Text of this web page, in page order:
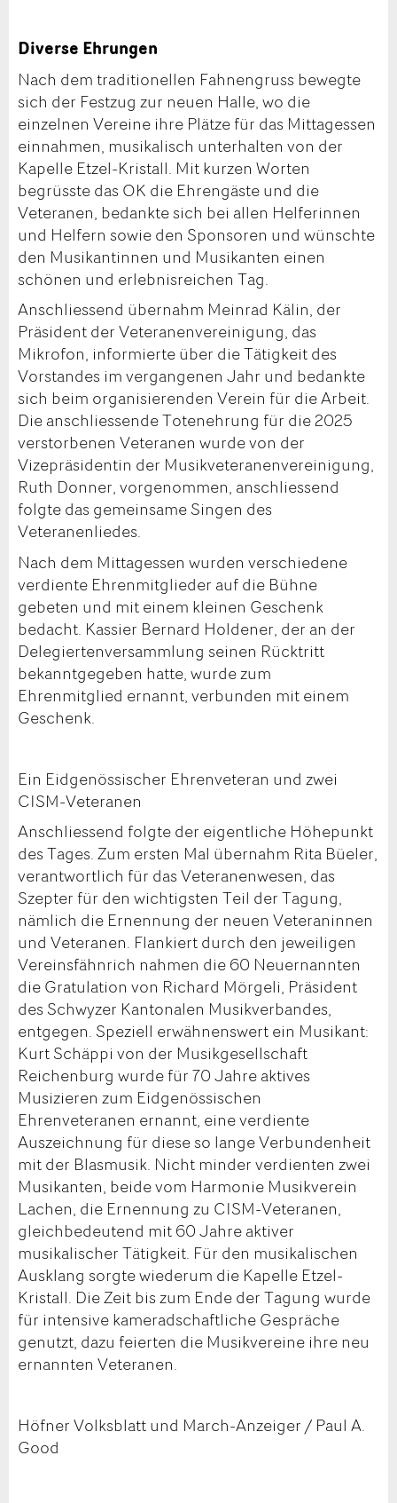
Diverse Ehrungen
Nach dem traditionellen Fahnengruss bewegte
sich der Festzug zur neuen Halle, wo die
einzelnen Vereine ihre Plätze für das Mittagessen
einnahmen, musikalisch unterhalten von der
Kapelle Etzel-Kristall. Mit kurzen Worten
begrüsste das OK die Ehrengäste und die
Veteranen, bedankte sich bei allen Helferinnen
und Helfern sowie den Sponsoren und wünschte
den Musikantinnen und Musikanten einen
schönen und erlebnisreichen Tag.
Anschliessend übernahm Meinrad Kälin, der
Präsident der Veteranenvereinigung, das
Mikrofon, informierte über die Tätigkeit des
Vorstandes im vergangenen Jahr und bedankte
sich beim organisierenden Verein für die Arbeit.
Die anschliessende Totenehrung für die 2025
verstorbenen Veteranen wurde von der
Vizepräsidentin der Musikveteranenvereinigung,
Ruth Donner, vorgenommen, anschliessend
folgte das gemeinsame Singen des
Veteranenliedes.
Nach dem Mittagessen wurden verschiedene
verdiente Ehrenmitglieder auf die Bühne
gebeten und mit einem kleinen Geschenk
bedacht. Kassier Bernard Holdener, der an der
Delegiertenversammlung seinen Rücktritt
bekanntgegeben hatte, wurde zum
Ehrenmitglied ernannt, verbunden mit einem
Geschenk.
Ein Eidgenössischer Ehrenveteran und zwei
CISM-Veteranen
Anschliessend folgte der eigentliche Höhepunkt
des Tages. Zum ersten Mal übernahm Rita Büeler,
verantwortlich für das Veteranenwesen, das
Szepter für den wichtigsten Teil der Tagung,
nämlich die Ernennung der neuen Veteraninnen
und Veteranen. Flankiert durch den jeweiligen
Vereinsfähnrich nahmen die 60 Neuernannten
die Gratulation von Richard Mörgeli, Präsident
des Schwyzer Kantonalen Musikverbandes,
entgegen. Speziell erwähnenswert ein Musikant:
Kurt Schäppi von der Musikgesellschaft
Reichenburg wurde für 70 Jahre aktives
Musizieren zum Eidgenössischen
Ehrenveteranen ernannt, eine verdiente
Auszeichnung für diese so lange Verbundenheit
mit der Blasmusik. Nicht minder verdienten zwei
Musikanten, beide vom Harmonie Musikverein
Lachen, die Ernennung zu CISM-Veteranen,
gleichbedeutend mit 60 Jahre aktiver
musikalischer Tätigkeit. Für den musikalischen
Ausklang sorgte wiederum die Kapelle Etzel-
Kristall. Die Zeit bis zum Ende der Tagung wurde
für intensive kameradschaftliche Gespräche
genutzt, dazu feierten die Musikvereine ihre neu
ernannten Veteranen.
Höfner Volksblatt und March-Anzeiger / Paul A.
Good